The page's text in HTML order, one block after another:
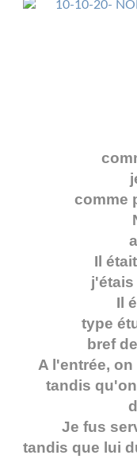
comme
Il
j'étais
Il
type
bref
A l'entrée,
tandis
Je fus
tandis que lui